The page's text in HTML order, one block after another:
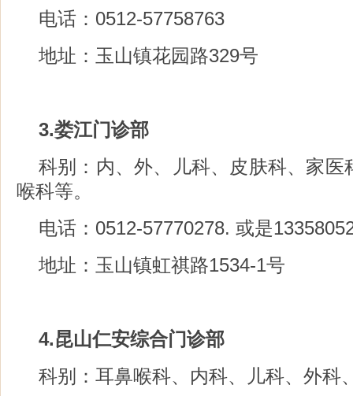
电话：0512-57758763
地址：玉山镇花园路329号
3.娄江门诊部
科别：内、外、儿科、皮肤科、家医
喉科等。
电话：0512-57770278. 或是
地址：玉山镇虹祺路1534-1号
4.昆山仁安综合门诊部
科别：耳鼻喉科、内科、儿科、外科